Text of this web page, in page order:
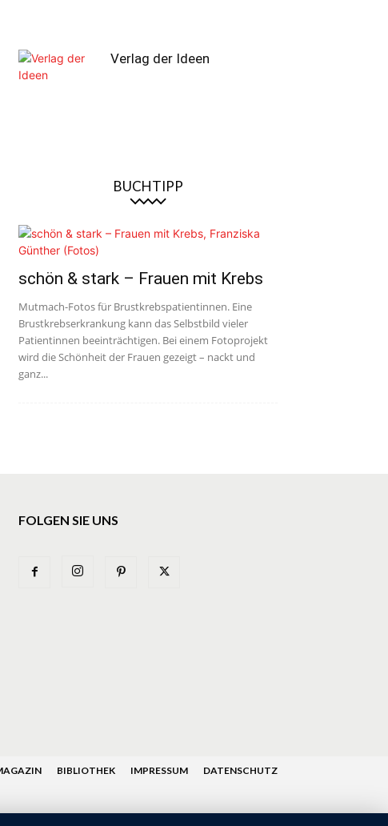
Verlag der Ideen
BUCHTIPP
schön & stark – Frauen mit Krebs
Mutmach-Fotos für Brustkrebspatientinnen. Eine
Brustkrebserkrankung kann das Selbstbild vieler
Patientinnen beeinträchtigen. Bei einem Fotoprojekt
wird die Schönheit der Frauen gezeigt – nackt und
ganz...
FOLGEN SIE UNS
BIBLIOTHEK IMPRESSUM DATENSCHUTZ